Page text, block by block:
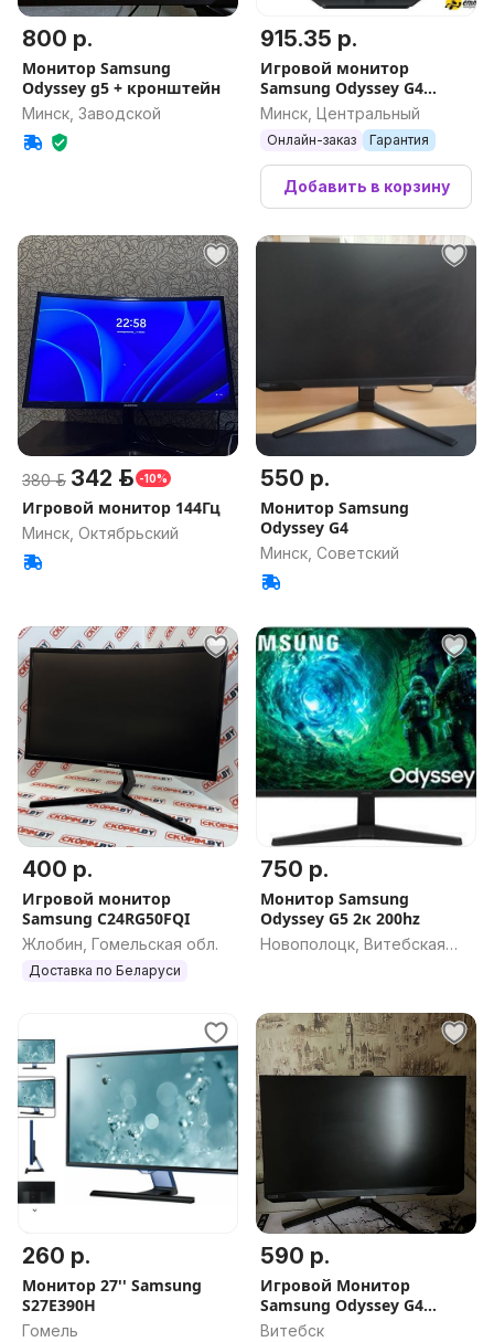
800 р.
Монитор Samsung
Odyssey g5 + кронштейн
Минск, Заводской
915.35 р.
Игровой монитор
Samsung Odyssey G4
LS27HG400EIXCI
Минск, Центральный
Онлайн-заказ Гарантия
Добавить в корзину
380 р. 342 р. -10%
Игровой монитор 144Гц
Минск, Октябрьский
550 р.
Монитор Samsung
Odyssey G4
Минск, Советский
400 р.
Игровой монитор
Samsung C24RG50FQI
Жлобин, Гомельская обл.
Доставка по Беларуси
750 р.
Монитор Samsung
Odyssey G5 2к 200hz
Новополоцк, Витебская
260 р.
Монитор 27'' Samsung
S27E390H
Гомель
590 р.
Игровой Монитор
Samsung Odyssey G4
240HZ
Витебск